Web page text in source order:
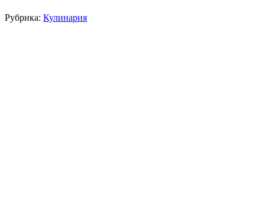
Рубрика: Кулинария